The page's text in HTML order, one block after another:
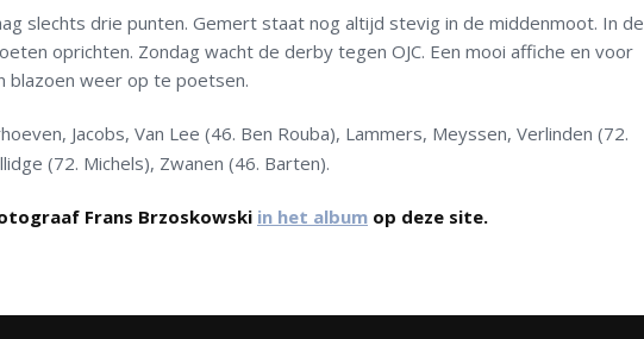
slechts drie punten. Gemert staat nog altijd stevig in de middenmoot. In de
oprichten. Zondag wacht de derby tegen OJC. Een mooi affiche en voor
blazoen weer op te poetsen.
Jacobs, Van Lee (46. Ben Rouba), Lammers, Meyssen, Verlinden (72.
(72. Michels), Zwanen (46. Barten).
Frans Brzoskowski in het album op deze site.